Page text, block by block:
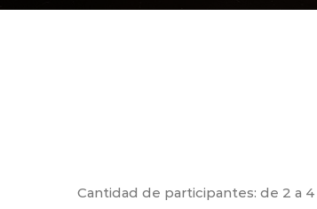
Cantidad de participantes: de 2 a 4